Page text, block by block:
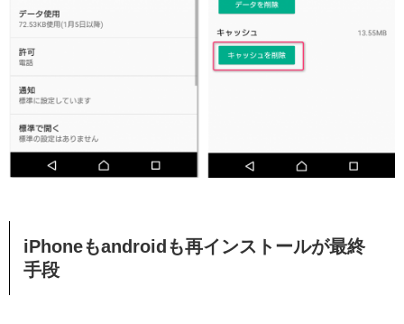
iPhoneもandroidも再インストールが最終
手段